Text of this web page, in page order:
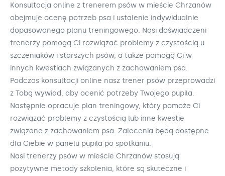
Konsultacja online z trenerem psów w mieście Chrzanów
obejmuje ocenę potrzeb psa i ustalenie indywidualnie
dopasowanego planu treningowego. Nasi doświadczeni
trenerzy pomogą Ci rozwiązać problemy z czystością u
szczeniaków i starszych psów, a także pomogą Ci w
innych kwestiach związanych z zachowaniem psa.
Podczas konsultacji online nasz trener psów przeprowadzi
z Tobą wywiad, aby ocenić potrzeby Twojego pupila.
Następnie opracuje plan treningowy, który pomoże Ci
rozwiązać problemy z czystością lub inne kwestie
związane z zachowaniem psa. Zalecenia będą dostępne
dla Ciebie w panelu pupila po spotkaniu.
Nasi trenerzy psów w mieście Chrzanów stosują
pozytywne metody szkolenia, które są skuteczne i